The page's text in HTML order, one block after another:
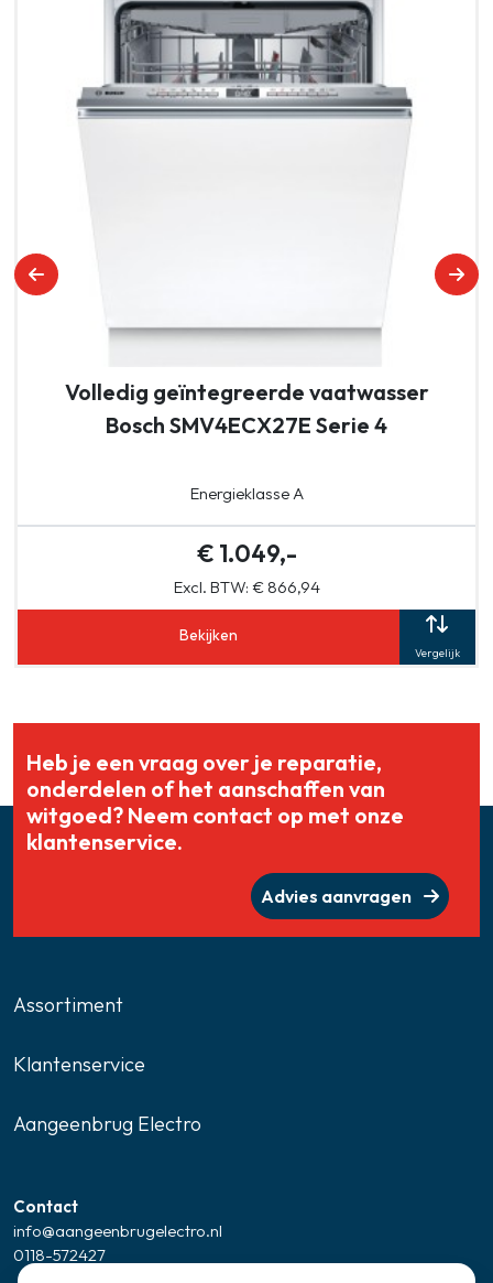
Volledig geïntegreerde vaatwasser
Bosch SMV4ECX27E Serie 4
Energieklasse A
€ 1.049,-
Excl. BTW: € 866,94
Bekijken
Vergelijk
Heb je een vraag over je reparatie,
onderdelen of het aanschaffen van
witgoed? Neem contact op met onze
klantenservice.
Advies aanvragen
Assortiment
Klantenservice
Aangeenbrug Electro
Contact
info@aangeenbrugelectro.nl
0118-572427